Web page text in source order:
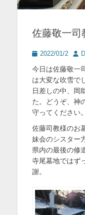
佐藤敬一司
投
日
2022/01/2
投
者
今日は佐藤敬一
は大変な吹雪で
日差しの中、岡
た。どうぞ、神
守ってください。
佐藤司教様のお
妹会のシスター
県内の最後の修
寺尾墓地ではず
謝。